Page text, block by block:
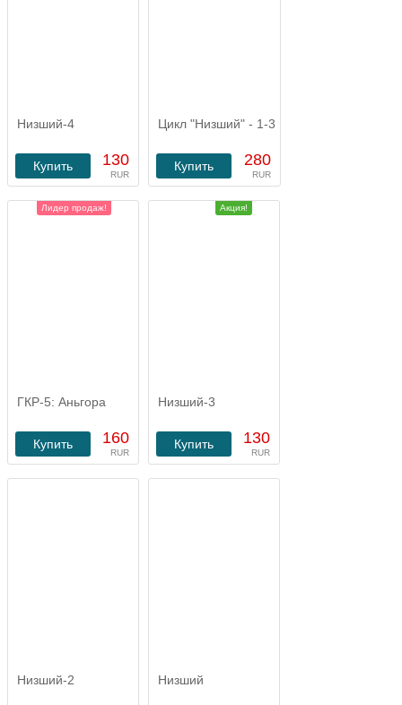
Низший-4
130
RUR
Купить
Цикл "Низший" - 1-3
280
RUR
Купить
Лидер продаж!
ГКР-5: Аньгора
160
RUR
Купить
Акция!
Низший-3
130
RUR
Купить
Низший-2 Низший